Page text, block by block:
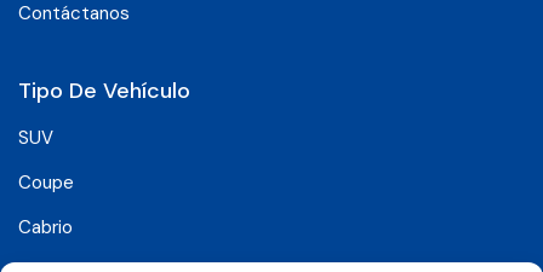
Contáctanos
Tipo De Vehículo
SUV
Coupe
Cabrio